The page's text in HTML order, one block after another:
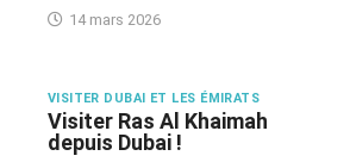
14 mars 2026
VISITER DUBAI ET LES ÉMIRATS
Visiter Ras Al Khaimah
depuis Dubai !